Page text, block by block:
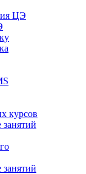
ЦЭ
курсов
занятий
занятий